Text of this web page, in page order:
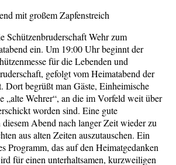
mit großem Zapfenstreich
Schützenbruderschaft Wehr zum
ein. Um 19:00 Uhr beginnt der
für die Lebenden und
gefolgt vom Heimatabend der
Dort begrüßt man Gäste, Einheimische
„alte Wehrer“, an die im Vorfeld weit über
worden sind. Eine gute
Abend nach langer Zeit wieder zu
aus alten Zeiten auszutauschen. Ein
Programm, das auf den Heimatgedanken
für einen unterhaltsamen, kurzweiligen